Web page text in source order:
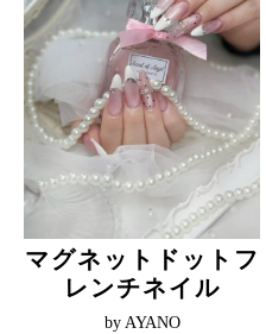
マグネットドットフ
レンチネイル
by AYANO